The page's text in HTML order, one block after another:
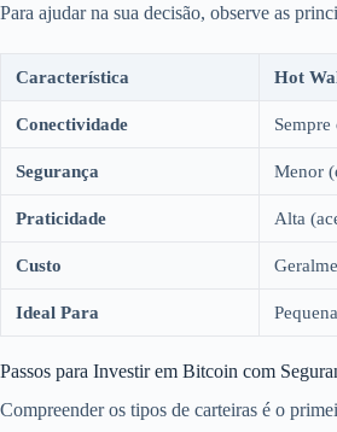
Para ajudar na sua decisão, observe as
Característica Hot
Conectividade
Segurança Menor
Praticidade Alta
Custo
Ideal Para
Passos para Investir em Bitcoin com
Compreender os tipos de carteiras é o